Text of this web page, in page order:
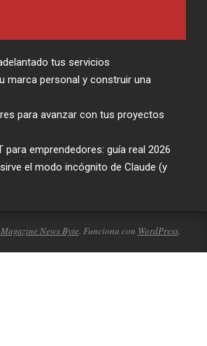
tus servicios
marca personal y construir una
para avanzar con tus proyectos
para emprendedores: guía real 2026
el modo incógnito de Claude (y
Magazine News Byte. Funciona con WordPress.